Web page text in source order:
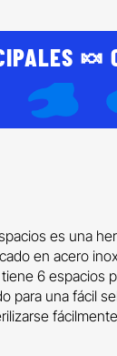
es una
en acero
6 espacios
para una fácil